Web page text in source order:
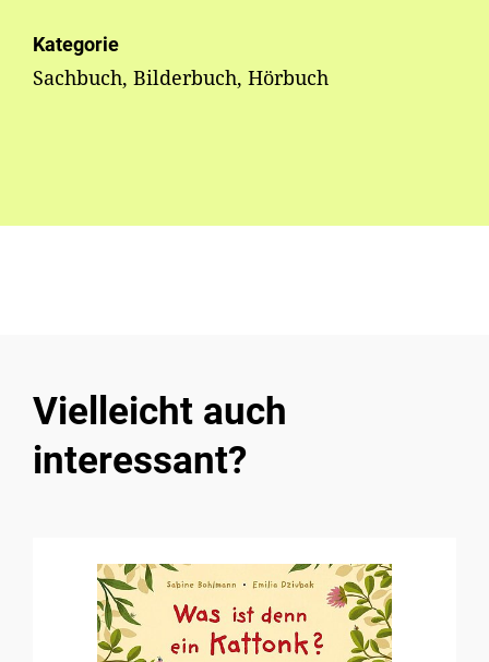
Kategorie
Sachbuch, Bilderbuch, Hörbuch
Vielleicht auch
interessant?